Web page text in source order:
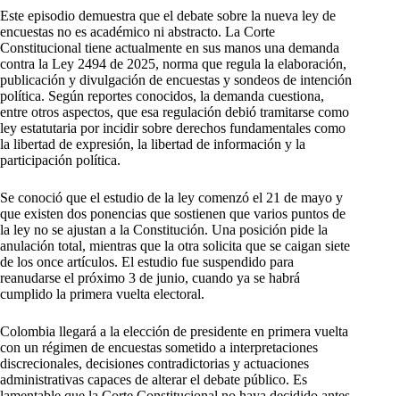
Este episodio demuestra que el debate sobre la nueva ley de
encuestas no es académico ni abstracto. La Corte
Constitucional tiene actualmente en sus manos una demanda
contra la Ley 2494 de 2025, norma que regula la elaboración,
publicación y divulgación de encuestas y sondeos de intención
política. Según reportes conocidos, la demanda cuestiona,
entre otros aspectos, que esa regulación debió tramitarse como
ley estatutaria por incidir sobre derechos fundamentales como
la libertad de expresión, la libertad de información y la
participación política.
Se conoció que el estudio de la ley comenzó el 21 de mayo y
que existen dos ponencias que sostienen que varios puntos de
la ley no se ajustan a la Constitución. Una posición pide la
anulación total, mientras que la otra solicita que se caigan siete
de los once artículos. El estudio fue suspendido para
reanudarse el próximo 3 de junio, cuando ya se habrá
cumplido la primera vuelta electoral.
Colombia llegará a la elección de presidente en primera vuelta
con un régimen de encuestas sometido a interpretaciones
discrecionales, decisiones contradictorias y actuaciones
administrativas capaces de alterar el debate público. Es